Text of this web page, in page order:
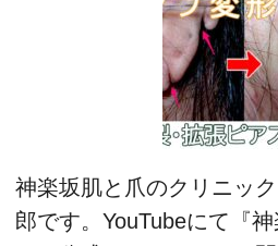
神楽坂肌と爪のクリニッ
郎です。YouTubeにて『